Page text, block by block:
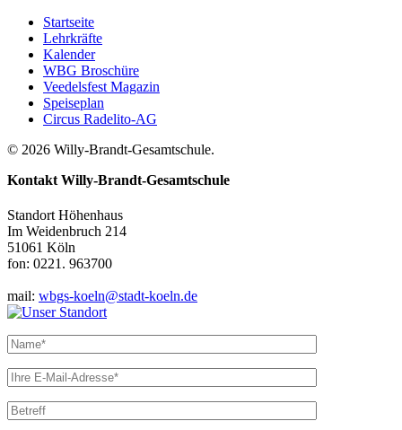
Startseite
Lehrkräfte
Kalender
WBG Broschüre
Veedelsfest Magazin
Speiseplan
Circus Radelito-AG
© 2026 Willy-Brandt-Gesamtschule.
Kontakt Willy-Brandt-Gesamtschule
Standort Höhenhaus
Im Weidenbruch 214
51061 Köln
fon: 0221. 963700
mail: wbgs-koeln@stadt-koeln.de